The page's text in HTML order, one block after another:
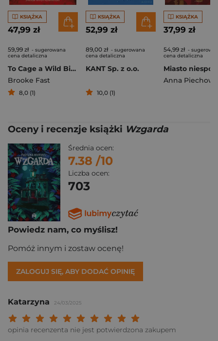
KSIĄŻKA
47,99 zł
59,99 zł - sugerowana
cena detaliczna
To Cage a Wild Bird
Brooke Fast
8,0 (1)
KSIĄŻKA
52,99 zł
89,00 zł - sugerowana
cena detaliczna
KANT Sp. z o.o.
10,0 (1)
KSIĄŻKA
37,99 zł
54,99 zł -
cena detaliczna
Anna
Oceny i recenzje książki Wzgarda
Średnia ocen:
7.38 /10
Liczba ocen:
703
Powiedz nam, co myślisz!
Pomóż innym i zostaw ocenę!
ZALOGUJ SIĘ, ABY DODAĆ OPINIĘ
Katarzyna 24/03/2025
Twoja ocena:
Twoja ocena: Wybitna 9/
Twoja ocena: Rewelacyjna 8/
Twoja ocena: Bardzo dobra 7/10"
Twoja ocena: Dobra 6/10"
Twoja ocena: Przeciętna 5/10"
Twoja ocena: Może być 4/10"
Twoja ocena: Słaba 3/10"
Twoja ocena: Bardzo słaba 2/10"
Twoja ocena: Beznadziejna 1/10"
opinia recenzenta nie jest potwierdzona zakupem